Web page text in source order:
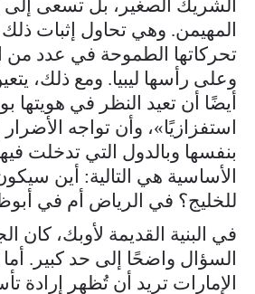
الشريك الصغير، بل تسعى
المهيمن. وهي تحاول إثبات
تحركاتها الطموحة في عدد من
وعلى رأسها ليبيا. ومع ذلك،
أيضًا أن تعيد النظر في هويتها
استفزازيًا»، وأن تواجه الأضرار
بنفسها وبالدول التي تدخلت
الأساسية هي التالية: أين
للخليج؟ في الرياض أم في
في البنية القديمة لأوبك، كان
السؤال واضحًا إلى حد كبير. أما
الإمارات تريد أن تُظهر إرادة